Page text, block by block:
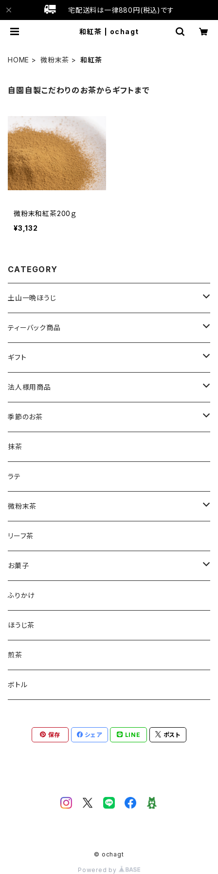
宅配送料は一律880円(税込)です
和紅茶 | ochagt
HOME 微粉末茶 和紅茶
自園自製こだわりのお茶からギフトまで
微粉末和紅茶200ｇ
¥3,132
CATEGORY
土山一晩ほうじ
土山一晩ほうじ 木蘭（もくらん）
土山一晩ほうじ 路考（ろこう）
土山一晩ほうじフィナンシェ
ティーバック商品
緑茶のティーバック
和紅茶のティーバック
ほうじ茶のティーバック
土山一晩ほうじティーバッグ
ギフト
かぶせ茶
和紅茶とフィナンシェ
フィナンシェ
土山一晩ほうじ
法人様用商品
微粉末かぶせ茶
微粉末ほうじ茶
微粉末和紅茶
季節のお茶
新茶
刈下茶
水出しかぶせ茶
抹茶
ラテ
微粉末茶
かぶせ茶
ほうじ茶
和紅茶
リーフ茶
お菓子
フィナンシェ
ふりかけ
ほうじ茶
煎茶
ボトル
保存 シェア LINE ポスト
© ochagt
Powered by